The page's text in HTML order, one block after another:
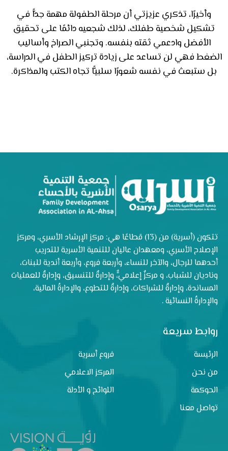
وأخيرًا، تذكري عزيزتي أن مرحلة الطفولة مهمة جدًّا في
تشكيل شخصية طفلك، لذلك شجعيه دائمًا على تحقيق
الأفضل وادعمي ثقته بنفسه. وتجنبي الصراخ وأساليب
الضغط فهي لن تساعد على زيادة تركيز الطفل في الدراسة،
بل ستبعث في نفسه شعورًا سلبيًّا تجاه الكتب والمذاكرة.
تتكون (أسرية) من (13) قطاعًا هي: مركز الإرشاد الأسري، ومركز
الإصلاح الأسري، ومعهدان عاليان للتنمية الأسرية للتدريب
أحدهما للرجال، والآخر للنساء، وأربعة فروع، وأربعة أندية للبنات،
وناديان للشباب، و مركزٌ إعلاميٌّ، وإدارةٌ للتنسيق، وإدارةٌ للعمليات
المساندة، وإدارةٌ للشراكات، وإدارةٌ للتطوع، والإدارةُ المالية،
والإدارةُ النسائية .
روابط سريعة
الرئيسة
فروع أسرية
من نحن
المركز الاعلامي
الحوكمة
اللوائح و الأدلة
تواصل معنا